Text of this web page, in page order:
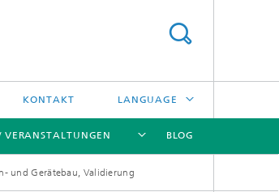
KONTAKT LANGUAGE
ENGLISH
中文
VERANSTALTUNGEN BLOG
und Gerätebau, Validierung